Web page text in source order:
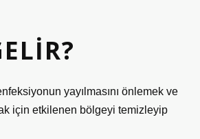
yayılmasını önlemek ve
için etkilenen bölgeyi temizleyip